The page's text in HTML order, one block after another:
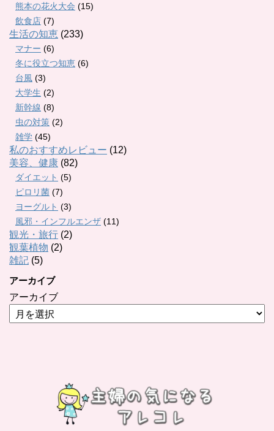
熊本の花火大会 (15)
飲食店 (7)
生活の知恵 (233)
マナー (6)
冬に役立つ知恵 (6)
台風 (3)
大学生 (2)
新幹線 (8)
虫の対策 (2)
雑学 (45)
私のおすすめレビュー (12)
美容、健康 (82)
ダイエット (5)
ピロリ菌 (7)
ヨーグルト (3)
風邪・インフルエンザ (11)
観光・旅行 (2)
観葉植物 (2)
雑記 (5)
アーカイブ
アーカイブ